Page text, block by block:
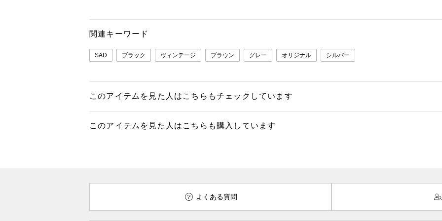
関連キーワード
SAD ブラック ヴィンテージ ブラウン グレー オリジナル シルバー
このアイテムを見た人はこちらもチェックしています
このアイテムを見た人はこちらも購入しています
よくある質問